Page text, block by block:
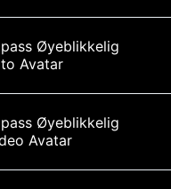
Øyeblikkelig
Avatar
Øyeblikkelig
Avatar